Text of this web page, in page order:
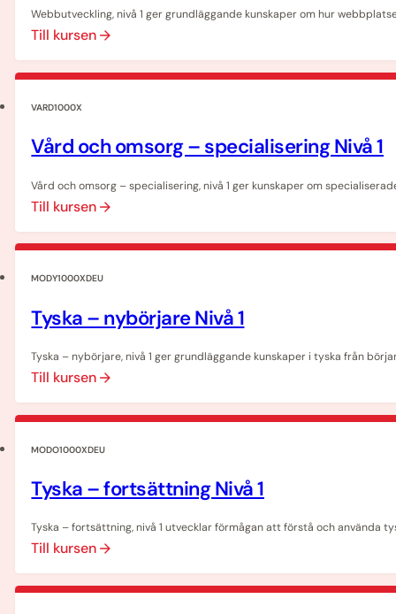
Webbutveckling, nivå 1 ger grundläggande kunskaper om hur
Till kursen
VARD1000X
Vård och omsorg – specialisering Nivå 1
Vård och omsorg – specialisering, nivå 1 ger kunskaper om
Till kursen
MODY1000XDEU
Tyska – nybörjare Nivå 1
Tyska – nybörjare, nivå 1 ger grundläggande kunskaper i tyska från
Till kursen
MODO1000XDEU
Tyska – fortsättning Nivå 1
Tyska – fortsättning, nivå 1 utvecklar förmågan att förstå och använda
Till kursen